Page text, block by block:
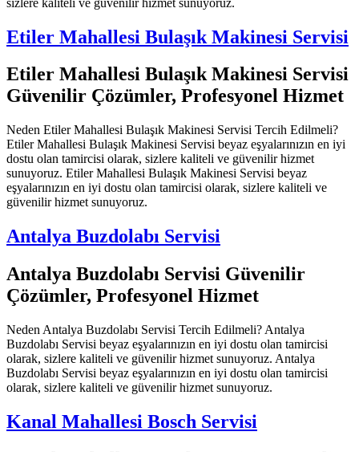
Etiler Mahallesi Bulaşık Makinesi Servisi
Etiler Mahallesi Bulaşık Makinesi Servisi
Güvenilir Çözümler, Profesyonel Hizmet
Neden Etiler Mahallesi Bulaşık Makinesi Servisi Tercih Edilmeli?
Etiler Mahallesi Bulaşık Makinesi Servisi beyaz eşyalarınızın en iyi
dostu olan tamircisi olarak, sizlere kaliteli ve güvenilir hizmet
sunuyoruz. Etiler Mahallesi Bulaşık Makinesi Servisi beyaz
eşyalarınızın en iyi dostu olan tamircisi olarak, sizlere kaliteli ve
güvenilir hizmet sunuyoruz.
Antalya Buzdolabı Servisi
Antalya Buzdolabı Servisi Güvenilir
Çözümler, Profesyonel Hizmet
Neden Antalya Buzdolabı Servisi Tercih Edilmeli? Antalya
Buzdolabı Servisi beyaz eşyalarınızın en iyi dostu olan tamircisi
olarak, sizlere kaliteli ve güvenilir hizmet sunuyoruz. Antalya
Buzdolabı Servisi beyaz eşyalarınızın en iyi dostu olan tamircisi
olarak, sizlere kaliteli ve güvenilir hizmet sunuyoruz.
Kanal Mahallesi Bosch Servisi